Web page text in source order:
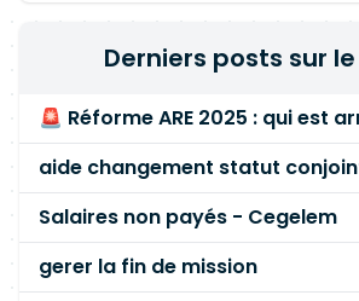
Derniers posts sur
Salaires non payés - Cegelem
gerer la fin de mission